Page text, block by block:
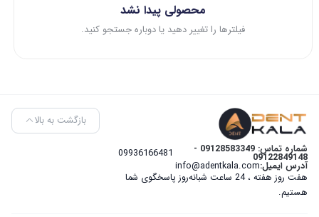
محصولی پیدا نشد
فیلترها را تغییر دهید یا دوباره جستجو کنید.
شماره تماس: 09128583349 -
09122849148
09936166481
آدرس ایمیل:info@adentkala.com
هفت روز هفته ، 24 ساعت شبانه‌روز پاسخگوی شما
هستیم.
بازگشت به بالا